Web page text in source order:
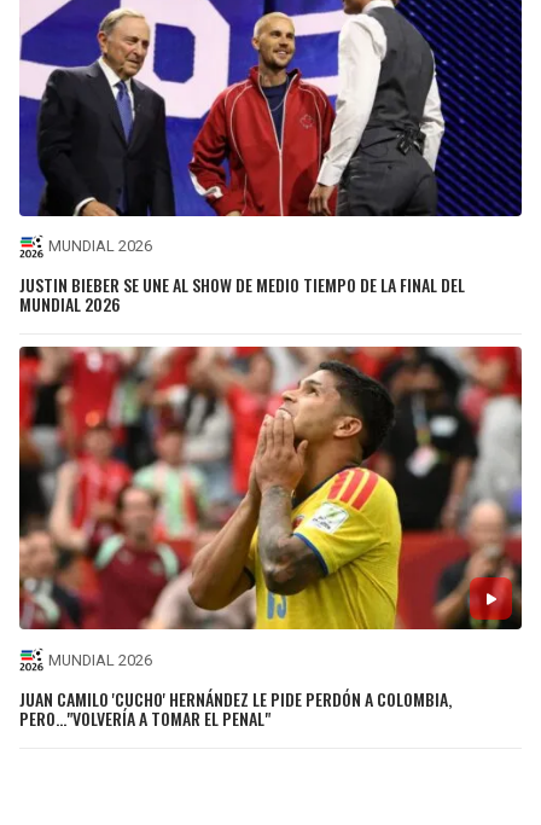
MUNDIAL 2026
JUSTIN BIEBER SE UNE AL SHOW DE MEDIO TIEMPO DE LA FINAL DEL
MUNDIAL 2026
MUNDIAL 2026
JUAN CAMILO 'CUCHO' HERNÁNDEZ LE PIDE PERDÓN A COLOMBIA,
PERO..."VOLVERÍA A TOMAR EL PENAL"